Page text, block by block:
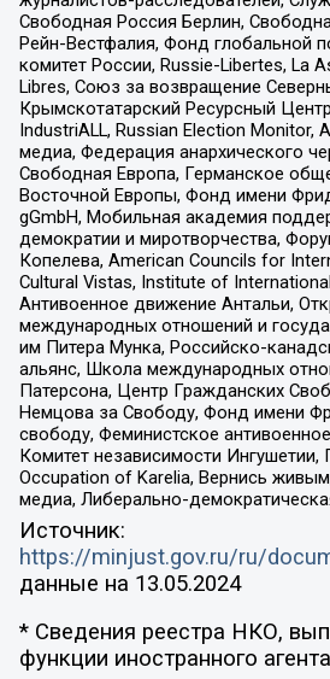
Свободная Россия Берлин,
Рейн-Вестфалия, Фонд глобальной
комитет России, Russie-Libertes, La
Libres, Союз за возвращение
Крымскотатарский Ресурсный
IndustriALL, Russian Election Monitor,
медиа, Федерация анархического
Свободная Европа, Германское
Восточной Европы, Фонд имени
gGmbH, Мобильная академия
демократии и миротворчества,
Копелева, American Councils for
Cultural Vistas, Institute of
Антивоенное движение Антальи,
международных отношений и
им Питера Мунка, Российско-
альянс, Школа международных
Патерсона, Центр Гражданских
Немцова за Свободу, Фонд имени
свободу, Феминистское
Комитет независимости Ингушетии,
Occupation of Karelia, Вернись
медиа, Либерально-
Источник:
https://minjust.gov.ru/ru/
данные на 13.05.2024
* Сведения реестра НКО,
функции иностранного